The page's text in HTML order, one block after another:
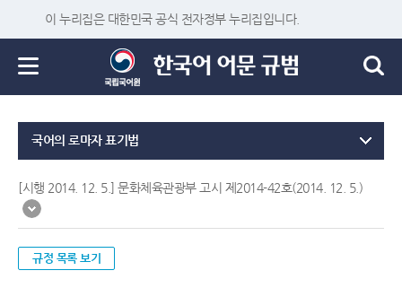
이 누리집은 대한민국 공식 전자정부 누리집입니다.
국어의 로마자 표기법
[시행 2014. 12. 5.] 문화체육관광부 고시 제2014-42호(2014. 12. 5.)
규정 목록 보기